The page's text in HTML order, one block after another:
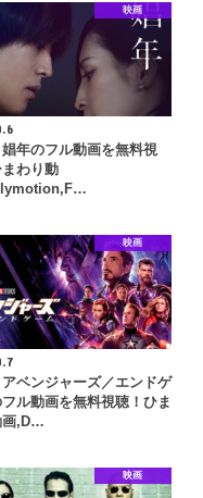
映画
年のフル動画を無料視
わり動
映画
ベンジャーズ／エンドゲ
ル動画を無料視聴！ひま
画,D…
映画